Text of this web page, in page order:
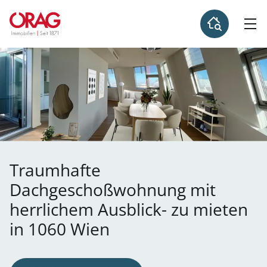
Traumhafte
Dachgeschoßwohnung mit
herrlichem Ausblick- zu mieten
in 1060 Wien